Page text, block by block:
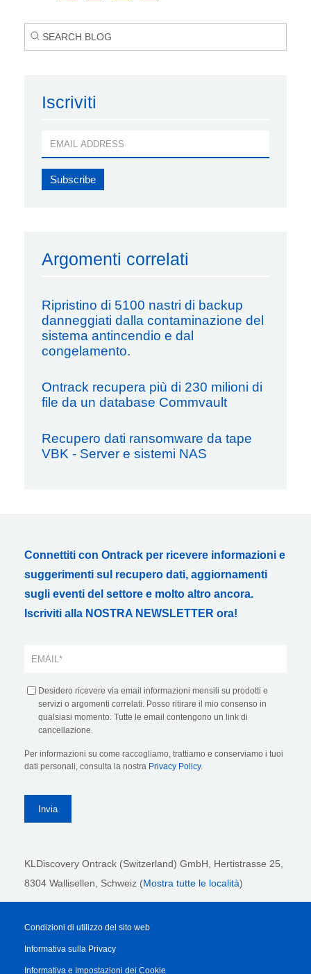
Iscriviti
Argomenti correlati
Ripristino di 5100 nastri di backup
danneggiati dalla contaminazione del
sistema antincendio e dal
congelamento.
Ontrack recupera più di 230 milioni di
file da un database Commvault
Recupero dati ransomware da tape
VBK - Server e sistemi NAS
Connettiti con Ontrack per ricevere informazioni e
suggerimenti sul recupero dati, aggiornamenti
sugli eventi del settore e molto altro ancora.
Iscriviti alla NOSTRA NEWSLETTER ora!
Desidero ricevere via email informazioni mensili su prodotti e
servizi o argomenti correlati. Posso ritirare il mio consenso in
qualsiasi momento. Tutte le email contengono un link di
cancellazione.
Per informazioni su come raccogliamo, trattiamo e conserviamo i tuoi
dati personali, consulta la nostra Privacy Policy.
KLDiscovery Ontrack (Switzerland) GmbH, Hertistrasse 25,
8304 Wallisellen, Schweiz (Mostra tutte le località)
Condizioni di utilizzo del sito web
Informativa sulla Privacy
Informativa e Impostazioni dei Cookie